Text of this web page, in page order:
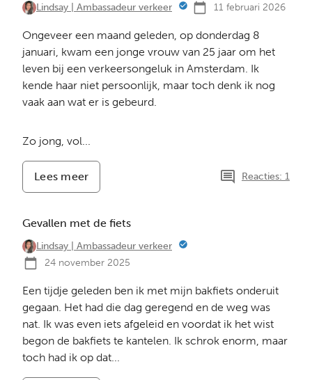
Lindsay | Ambassadeur verkeer 11 februari 2026
Ongeveer een maand geleden, op donderdag 8
januari, kwam een jonge vrouw van 25 jaar om het
leven bij een verkeersongeluk in Amsterdam. Ik
kende haar niet persoonlijk, maar toch denk ik nog
vaak aan wat er is gebeurd.
Zo jong, vol...
Lees meer
In
oogwenk
Reacties: 1
Gevallen met de fiets
Lindsay | Ambassadeur verkeer
24 november 2025
Een tijdje geleden ben ik met mijn bakfiets onderuit
gegaan. Het had die dag geregend en de weg was
nat. Ik was even iets afgeleid en voordat ik het wist
begon de bakfiets te kantelen. Ik schrok enorm, maar
toch had ik op dat...